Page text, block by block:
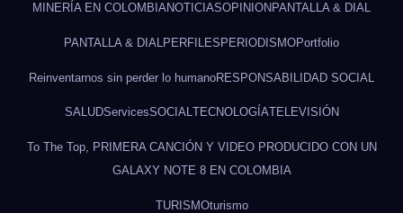
MINERÍA EN COLOMBIANOTICIASOPINION PANTALLA & DIAL
PANTALLA & DIAL PERFILES PERIODISMOPortfolio
Reinventarnos sin perder lo humanoRESPONSABILIDAD SOCIAL
SALUDServicesSOCIALTECNOLOGÍATELEVISIÓN
To The Top, PRIMERA CANCIÓN Y VIDEO PRODUCIDO CON UN
GALAXY NOTE 8 EN COLOMBIA
TURISMOturismo